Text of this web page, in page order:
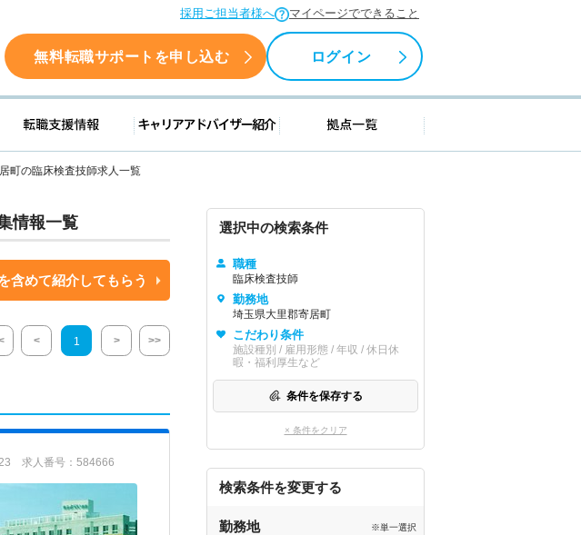
採用ご担当者様へ マイページでできること
651 無料転職サポートを申し込む ログイン
成功事例 転職支援情報 キャリアアドバイザー紹介 拠点一覧
町の臨床検査技師求人一覧
情報一覧
含めて紹介してもらう
< 1 > >>
求人番号：584666
選択中の検索条件
職種
臨床検査技師
勤務地
埼玉県大里郡寄居町
こだわり条件
施設種別 / 雇用形態 / 年収 / 休日休
暇・福利厚生など
条件を保存する
× 条件をクリア
検索条件を変更する
勤務地 ※単一選択